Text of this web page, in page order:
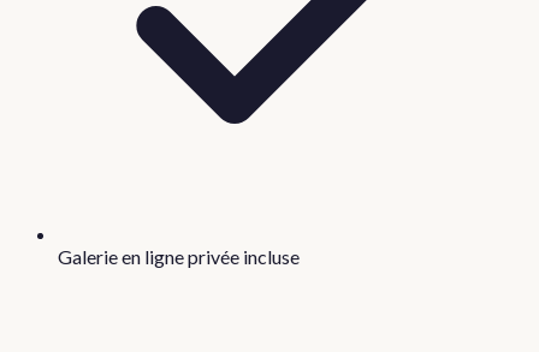
Galerie en ligne privée incluse